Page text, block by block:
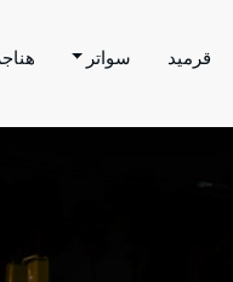
وغيرها من
قرميد سواتر